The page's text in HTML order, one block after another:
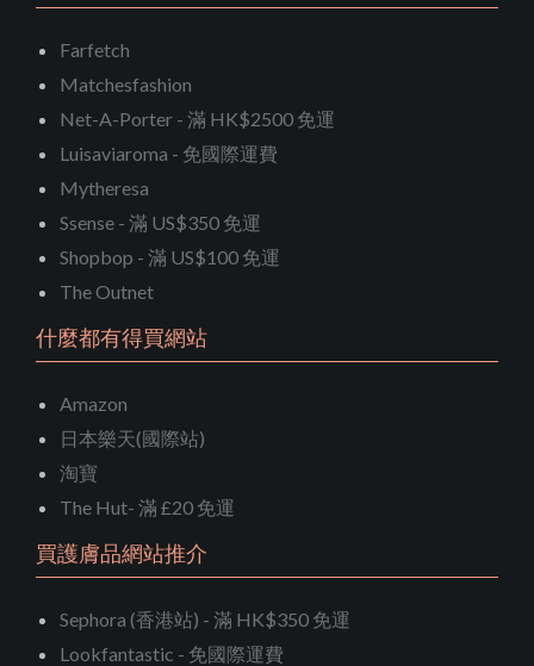
Farfetch
Matchesfashion
Net-A-Porter - 滿 HK$2500 免運
Luisaviaroma - 免國際運費
Mytheresa
Ssense - 滿 US$350 免運
Shopbop - 滿 US$100 免運
The Outnet
什麼都有得買網站
Amazon
日本樂天(國際站)
淘寶
The Hut- 滿 £20 免運
買護膚品網站推介
Sephora (香港站) - 滿 HK$350 免運
Lookfantastic - 免國際運費